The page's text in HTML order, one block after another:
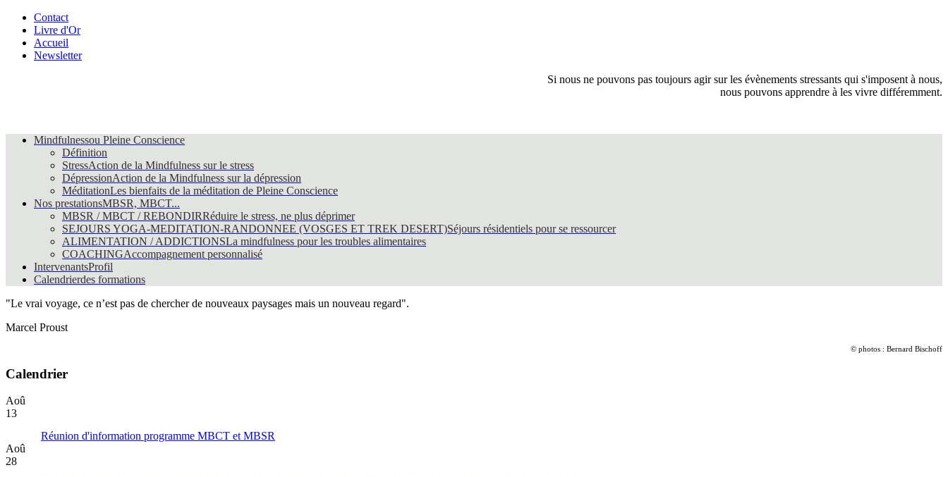
Contact
Livre d'Or
Accueil
Newsletter
Si nous ne pouvons pas toujours agir sur les évènements stressants qui s'imposent à nous,
nous pouvons apprendre à les vivre différemment.
Mindfulnessou Pleine Conscience
Définition
StressAction de la Mindfulness sur le stress
DépressionAction de la Mindfulness sur la dépression
MéditationLes bienfaits de la méditation de Pleine Conscience
Nos prestationsMBSR, MBCT...
MBSR / MBCT / REBONDIRRéduire le stress, ne plus déprimer
SEJOURS YOGA-MEDITATION-RANDONNEE (VOSGES ET TREK DESERT)Séjours résidentiels pour se ressourcer
ALIMENTATION / ADDICTIONSLa mindfulness pour les troubles alimentaires
COACHINGAccompagnement personnalisé
IntervenantsProfil
Calendrierdes formations
"Le vrai voyage, ce n’est pas de chercher de nouveaux paysages mais un nouveau regard".
Marcel Proust
© photos : Bernard Bischoff
Calendrier
Aoû
13
Réunion d'information programme MBCT et MBSR
Aoû
28